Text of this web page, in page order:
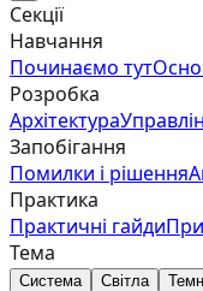
Секції
Навчання
Починаємо тут
Розробка
Архітектура
Запобігання
Помилки і рішення
Практика
Практичні гайди
Тема
Система Світла